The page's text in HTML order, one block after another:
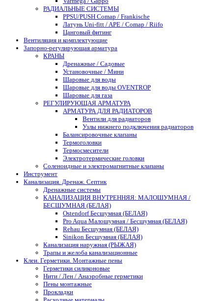
РАДИАЛЬНЫЕ СИСТЕМЫ
PPSU/PUSH Comap / Frankische
Латунь Uni-fitt / APE / Comap / Riifo
Цанговый фитинг
Вентиляция и комплектующие
Запорно-регулирующая арматура
КРАНЫ
Дренажные / Садовые
Установочные / Мини
Шаровые для воды
Шаровые для воды OVENTROP
Шаровые для газа
РЕГУЛИРУЮЩАЯ АРМАТУРА
АРМАТУРА ДЛЯ РАДИАТОРОВ
Вентили для радиаторов
Узлы нижнего подключения радиаторов
Балансировочные клапаны
Термоголовки
Термосмесители
Электротермические головки
Соленоидные и электромагнитные клапаны
Инструмент
Канализация. Дренаж. Септик
Дренажные системы
КАНАЛИЗАЦИЯ ВНУТРЕННЯЯ: МАЛОШУМНАЯ /
БЕСШУМНАЯ (БЕЛАЯ)
Ostendorf Бесшумная (БЕЛАЯ)
Pro Aqua Малошумная / Бесшумная (БЕЛАЯ)
Rehau Бесшумная (БЕЛАЯ)
Sinikon Бесшумная (БЕЛАЯ)
Канализация наружная (РЫЖАЯ)
Трапы и желоба канализационные
Клеи. Герметики. Монтажные пены
Герметики силиконовые
Нити / Лен / Анаэробные герметики
Пены монтажные
Прокладки